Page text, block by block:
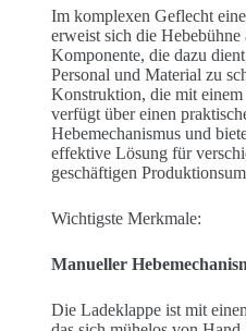
Im komplexen Geflecht
erweist sich die Hebebühne
Komponente, die dazu
Personal und Material zu
Konstruktion, die mit einem
verfügt über einen
Hebemechanismus und
effektive Lösung für
geschäftigen
Wichtigste Merkmale:
Manueller
Die Ladeklappe ist mit